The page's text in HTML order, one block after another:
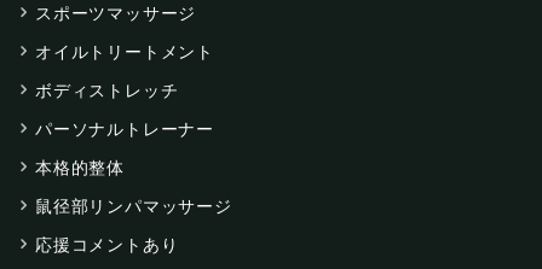
スポーツマッサージ
オイルトリートメント
ボディストレッチ
パーソナルトレーナー
本格的整体
鼠径部リンパマッサージ
応援コメントあり